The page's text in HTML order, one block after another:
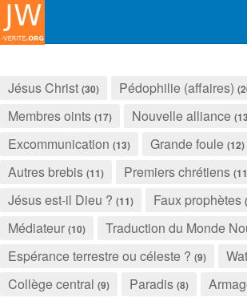
Jésus Christ (30) Pédophilie (affaires)
Membres oints (17) Nouvelle alliance
Excommunication (13) Grande foule (12)
Autres brebis (11) Premiers chrétiens
Jésus est-il Dieu ? (11) Faux prophètes
Médiateur (10) Traduction du Monde
Espérance terrestre ou céleste ? (9)
Collège central (9) Paradis (8)